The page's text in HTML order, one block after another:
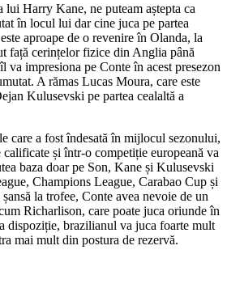
lui Harry Kane, ne puteam aștepta ca
în locul lui dar cine juca pe partea
aproape de o revenire în Olanda, la
față cerințelor fizice din Anglia până
va impresiona pe Conte în acest presezon
A rămas Lucas Moura, care este
Kulusevski pe partea cealaltă a
care a fost îndesată în mijlocul sezonului,
și într-o competiție europeană va
baza doar pe Son, Kane și Kulusevski
Champions League, Carabao Cup și
la trofee, Conte avea nevoie de un
Richarlison, care poate juca oriunde în
dispoziție, brazilianul va juca foarte mult
mai mult din postura de rezervă.